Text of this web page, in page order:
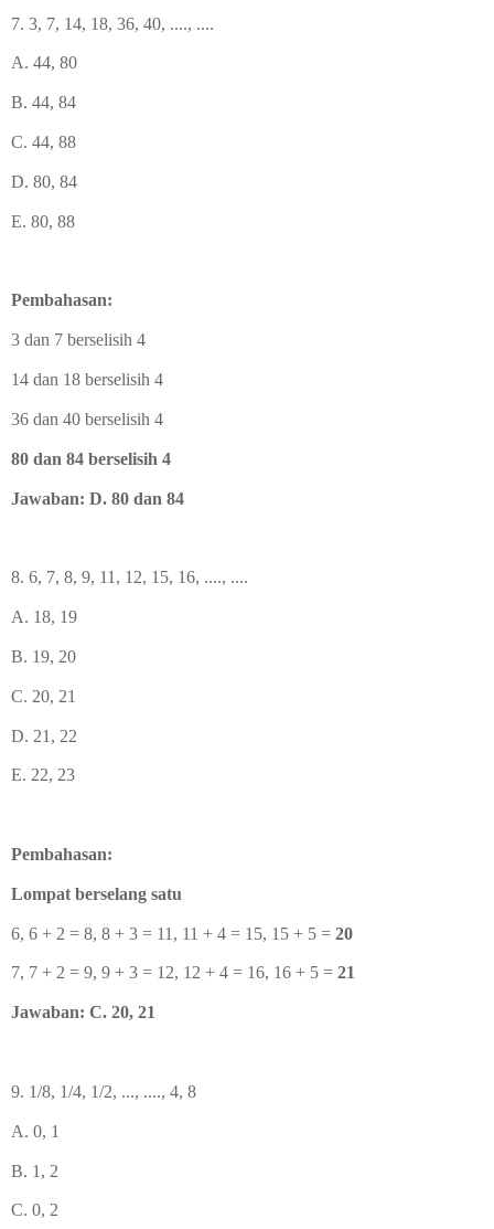
7. 3, 7, 14, 18, 36, 40, ...., ....
A. 44, 80
B. 44, 84
C. 44, 88
D. 80, 84
E. 80, 88
Pembahasan:
3 dan 7 berselisih 4
14 dan 18 berselisih 4
36 dan 40 berselisih 4
80 dan 84 berselisih 4
Jawaban: D. 80 dan 84
8. 6, 7, 8, 9, 11, 12, 15, 16, ...., ....
A. 18, 19
B. 19, 20
C. 20, 21
D. 21, 22
E. 22, 23
Pembahasan:
Lompat berselang satu
6, 6 + 2 = 8, 8 + 3 = 11, 11 + 4 = 15, 15 + 5 = 20
7, 7 + 2 = 9, 9 + 3 = 12, 12 + 4 = 16, 16 + 5 = 21
Jawaban: C. 20, 21
9. 1/8, 1/4, 1/2, ..., ...., 4, 8
A. 0, 1
B. 1, 2
C. 0, 2